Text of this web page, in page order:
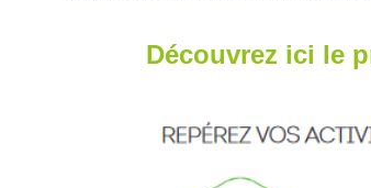
Découvrez ici le